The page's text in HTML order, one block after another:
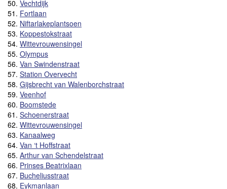
50. Vechtdijk
51. Fortlaan
52. Niftarlakeplantsoen
53. Koppestokstraat
54. Wittevrouwensingel
55. Olympus
56. Van Swindenstraat
57. Station Overvecht
58. Gijsbrecht van Walenborchstraat
59. Veenhof
60. Boomstede
61. Schoenerstraat
62. Wittevrouwensingel
63. Kanaalweg
64. Van ‘t Hoffstraat
65. Arthur van Schendelstraat
66. Prinses Beatrixlaan
67. Bucheliusstraat
68. Eykmanlaan